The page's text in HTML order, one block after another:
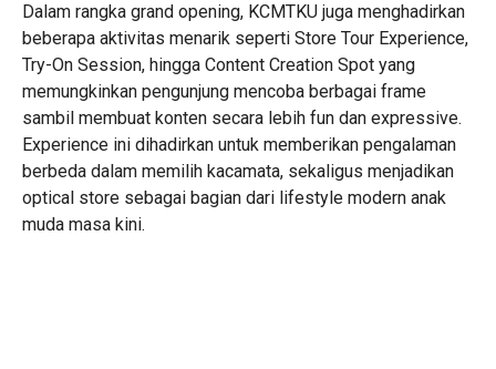
Dalam rangka grand opening, KCMTKU juga menghadirkan
beberapa aktivitas menarik seperti Store Tour Experience,
Try-On Session, hingga Content Creation Spot yang
memungkinkan pengunjung mencoba berbagai frame
sambil membuat konten secara lebih fun dan expressive.
Experience ini dihadirkan untuk memberikan pengalaman
berbeda dalam memilih kacamata, sekaligus menjadikan
optical store sebagai bagian dari lifestyle modern anak
muda masa kini.